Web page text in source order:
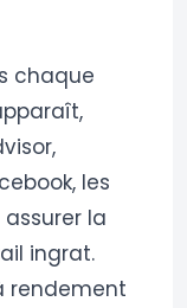
chaque
les
la
ingrat.
rendement